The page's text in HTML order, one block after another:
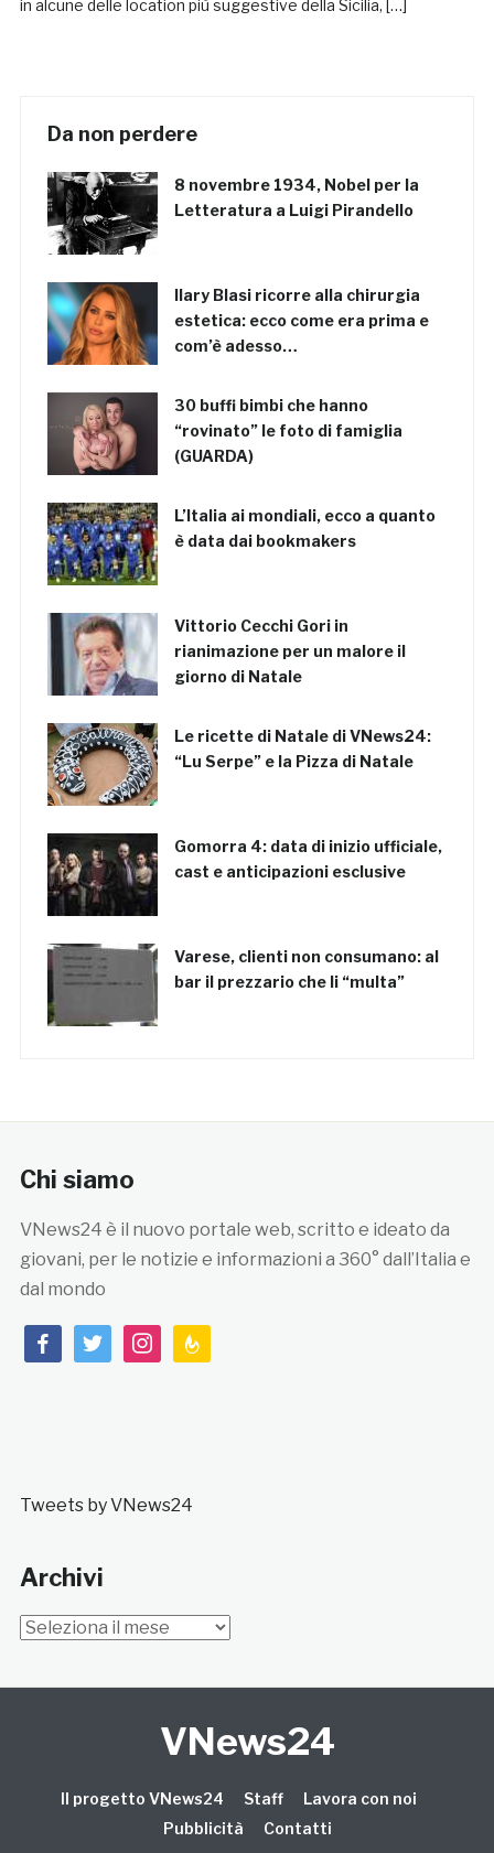
in alcune delle location più suggestive della Sicilia, […]
Da non perdere
8 novembre 1934, Nobel per la
Letteratura a Luigi Pirandello
Ilary Blasi ricorre alla chirurgia
estetica: ecco come era prima e
com’è adesso…
30 buffi bimbi che hanno
“rovinato” le foto di famiglia
(GUARDA)
L’Italia ai mondiali, ecco a quanto
è data dai bookmakers
Vittorio Cecchi Gori in
rianimazione per un malore il
giorno di Natale
Le ricette di Natale di VNews24:
“Lu Serpe” e la Pizza di Natale
Gomorra 4: data di inizio ufficiale,
cast e anticipazioni esclusive
Varese, clienti non consumano: al
bar il prezzario che li “multa”
Chi siamo
VNews24 è il nuovo portale web, scritto e ideato da
giovani, per le notizie e informazioni a 360° dall’Italia e
dal mondo
facebooktwitterinstagramfeedburner
Tweets by VNews24
Archivi
Archivi
VNews24
Il progetto VNews24 Staff
Lavora con noi
Pubblicità
Contatti